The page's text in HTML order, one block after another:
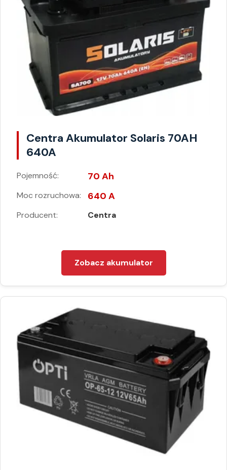
Centra Akumulator Solaris 70AH
640A
Pojemność: 70 Ah
Moc rozruchowa: 640 A
Producent: Centra
Zobacz akumulator